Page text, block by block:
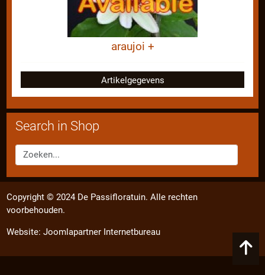
araujoi +
Artikelgegevens
Search in Shop
Copyright © 2024 De Passifloratuin. Alle rechten
voorbehouden.
Website:Joomlapartner Internetbureau